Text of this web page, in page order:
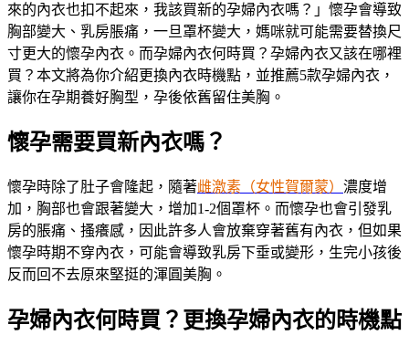
來的內衣也扣不起來，我該買新的孕婦內衣嗎？」懷孕會導致
胸部變大、乳房脹痛，一旦罩杯變大，媽咪就可能需要替換尺
寸更大的懷孕內衣。而孕婦內衣何時買？孕婦內衣又該在哪裡
買？本文將為你介紹更換內衣時機點，並推薦5款孕婦內衣，
讓你在孕期養好胸型，孕後依舊留住美胸。
懷孕需要買新內衣嗎？
懷孕時除了肚子會隆起，隨著雌激素（女性賀爾蒙） 濃度增
加，胸部也會跟著變大，增加1-2個罩杯。而懷孕也會引發乳
房的脹痛、搔癢感，因此許多人會放棄穿著舊有內衣，但如果
懷孕時期不穿內衣，可能會導致乳房下垂或變形，生完小孩後
反而回不去原來堅挺的渾圓美胸。
孕婦內衣何時買？更換孕婦內衣的時機點